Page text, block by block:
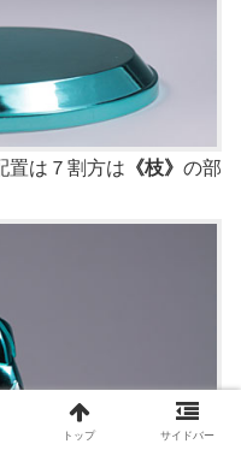
置は７割方は 《枝》 の部
トップ サイドバー